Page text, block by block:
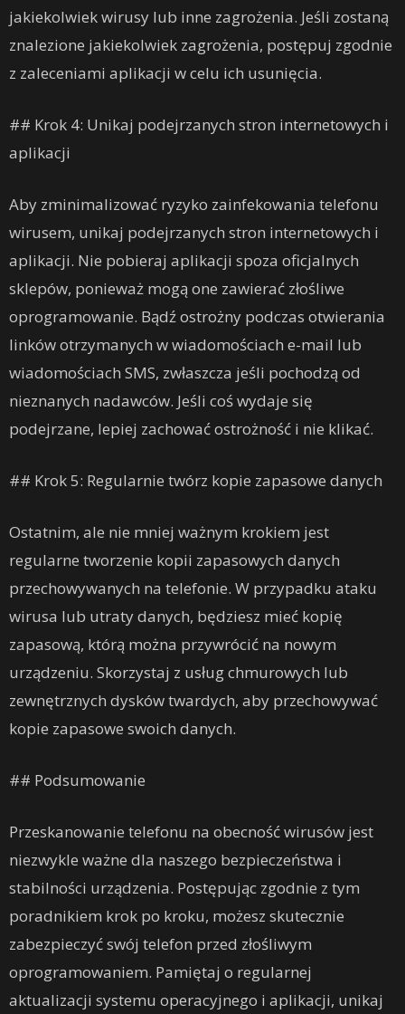
jakiekolwiek wirusy lub inne zagrożenia. Jeśli zostaną
znalezione jakiekolwiek zagrożenia, postępuj zgodnie
z zaleceniami aplikacji w celu ich usunięcia.
## Krok 4: Unikaj podejrzanych stron internetowych i
aplikacji
Aby zminimalizować ryzyko zainfekowania telefonu
wirusem, unikaj podejrzanych stron internetowych i
aplikacji. Nie pobieraj aplikacji spoza oficjalnych
sklepów, ponieważ mogą one zawierać złośliwe
oprogramowanie. Bądź ostrożny podczas otwierania
linków otrzymanych w wiadomościach e-mail lub
wiadomościach SMS, zwłaszcza jeśli pochodzą od
nieznanych nadawców. Jeśli coś wydaje się
podejrzane, lepiej zachować ostrożność i nie klikać.
## Krok 5: Regularnie twórz kopie zapasowe danych
Ostatnim, ale nie mniej ważnym krokiem jest
regularne tworzenie kopii zapasowych danych
przechowywanych na telefonie. W przypadku ataku
wirusa lub utraty danych, będziesz mieć kopię
zapasową, którą można przywrócić na nowym
urządzeniu. Skorzystaj z usług chmurowych lub
zewnętrznych dysków twardych, aby przechowywać
kopie zapasowe swoich danych.
## Podsumowanie
Przeskanowanie telefonu na obecność wirusów jest
niezwykle ważne dla naszego bezpieczeństwa i
stabilności urządzenia. Postępując zgodnie z tym
poradnikiem krok po kroku, możesz skutecznie
zabezpieczyć swój telefon przed złośliwym
oprogramowaniem. Pamiętaj o regularnej
aktualizacji systemu operacyjnego i aplikacji, unikaj